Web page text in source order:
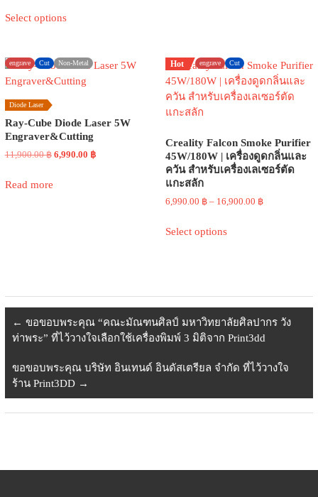
Select optionsproduct
variants.
The
be
engrave Cut Non-Metal
Diode Laser
Ray-Cube Diode Laser 5W
Engraver&Cutting
11,900.00฿ Original
6,990.00 ฿Current
Read more
Hot engrave Cut
Creality Falcon Smoke Purifier
45W/180W | เครื่องดูดกลิ่นและ
ควัน สำหรับเครื่องเลเซอร์ตัด
แกะสลัก
6,990.00 ฿ – 16,900.00 ฿Price
Select optionsproduct
The
options
may
be
chosen
← ขอขอบพระคุณ “คณะมัณฑนศิลป์ มหาวิทยาลัยศิลปากร วัง
ท่าพระ” ที่ไว้วางใจเลือกใช้เครื่องพิมพ์ 3 มิติจาก Print3dd
ขอขอบพระคุณ บริษัท อินเทนด์ อินดัสเตรียล จำกัด ที่ไว้วางใจ
ร้าน Print3DD →